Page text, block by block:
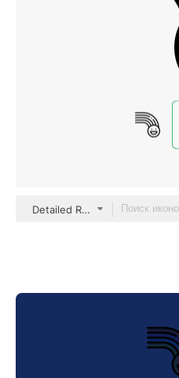
Detailed Rounded Lineal color